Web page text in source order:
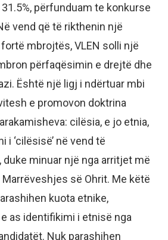
përfunduam te konkurse
vend që të rikthenin një
mbrojtës, VLEN solli një
përfaqësimin e drejtë dhe
Është një ligj i ndërtuar mbi
e promovon doktrina
cilësia, e jo etnia,
‘cilësisë’ në vend të
minuar një nga arritjet më
së Ohrit. Me këtë
kuota etnike,
as identifikimi i etnisë nga
Nuk parashihen